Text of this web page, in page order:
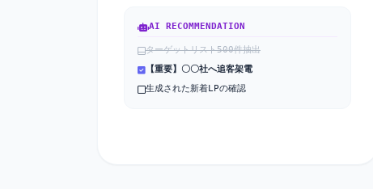
AI RECOMMENDATION
ターゲットリスト500件抽出
【重要】〇〇社へ追客架電
生成された新着LPの確認